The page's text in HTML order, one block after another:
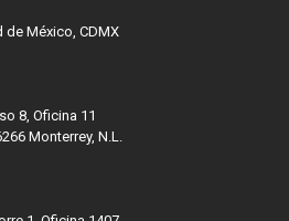
de México, CDMX
8, Oficina 11
Monterrey, N.L.